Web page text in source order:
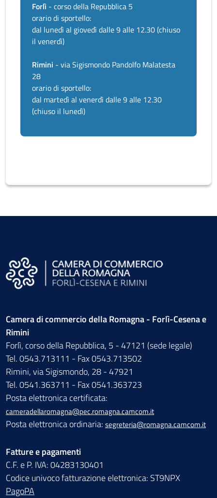
Forlì - corso della Repubblica 5
orario di sportello:
dal lunedì al giovedì dalle 9 alle 12.30 (chiuso
il venerdì)
Rimini - via Sigismondo Pandolfo Malatesta
28
orario di sportello:
dal martedì al venerdì dalle 9 alle 12.30
(chiuso il lunedì)
Camera di commercio della Romagna - Forlì-Cesena e
Rimini
Forlì, corso della Repubblica, 5 - 47121 (sede legale)
Tel. 0543.713111 - Fax 0543.713502
Rimini, via Sigismondo, 28 - 47921
Tel. 0541.363711 - Fax 0541.363723
Posta elettronica certificata:
cameradellaromagna@pec.romagna.camcom.it
Posta elettronica ordinaria: segreteria@romagna.camcom.it
Fatture e pagamenti
C.F. e P. IVA: 04283130401
Codice univoco fatturazione elettronica: ST9NPX
PagoPA